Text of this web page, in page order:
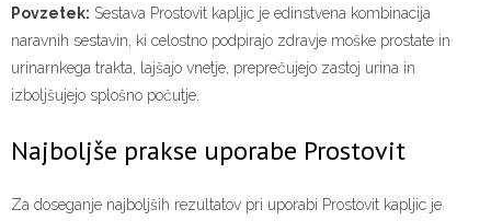
Povzetek: Sestava Prostovit kapljic je edinstvena kombinacija
naravnih sestavin, ki celostno podpirajo zdravje moške prostate in
urinarnkega trakta, lajšajo vnetje, preprečujejo zastoj urina in
izboljšujejo splošno počutje.
Najboljše prakse uporabe Prostovit
Za doseganje najboljših rezultatov pri uporabi Prostovit kapljic je